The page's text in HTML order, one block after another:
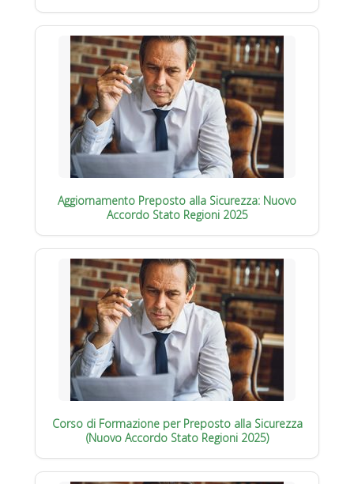
Aggiornamento Preposto alla Sicurezza: Nuovo
Accordo Stato Regioni 2025
Corso di Formazione per Preposto alla Sicurezza
(Nuovo Accordo Stato Regioni 2025)